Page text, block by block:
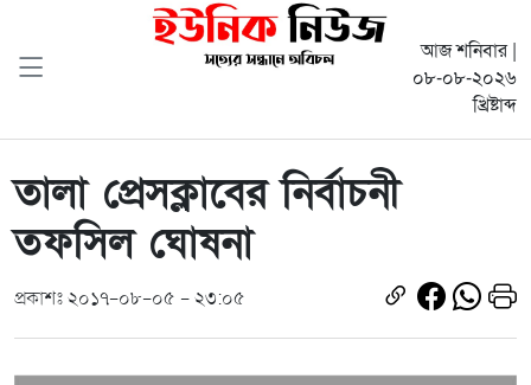
আজ শনিবার |
০৮-০৮-২০২৬
খ্রিষ্টাব্দ
তালা প্রেসক্লাবের নির্বাচনী
তফসিল ঘোষনা
প্রকাশঃ ২০১৭-০৮-০৫ - ২৩:০৫